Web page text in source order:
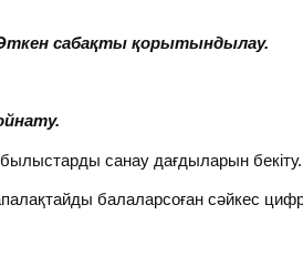
қорытындылау.
санау дағдыларын бекіту.
балаларсоған сәйкес